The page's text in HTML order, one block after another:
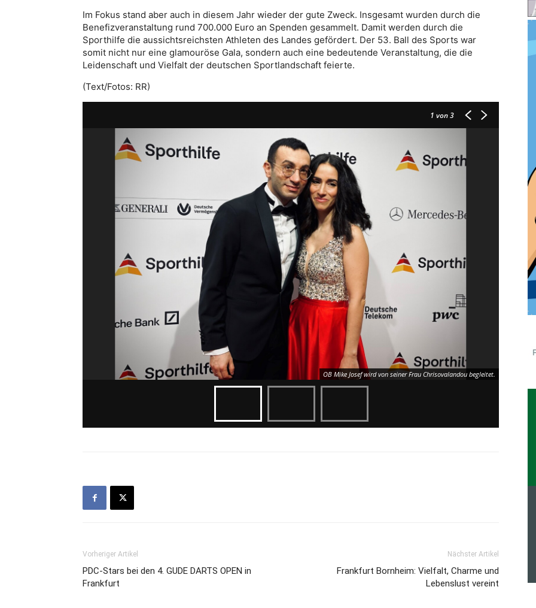
Im Fokus stand aber auch in diesem Jahr wieder der gute Zweck. Insgesamt wurden durch die
Benefizveranstaltung rund 700.000 Euro an Spenden gesammelt. Damit werden durch die
Sporthilfe die aussichtsreichsten Athleten des Landes gefördert. Der 53. Ball des Sports war
somit nicht nur eine glamouröse Gala, sondern auch eine bedeutende Veranstaltung, die die
Leidenschaft und Vielfalt der deutschen Sportlandschaft feierte.
(Text/Fotos: RR)
1 von 3
OB Mike Josef wird von seiner Frau Chrisovalandou begleitet.
Vorheriger Artikel
PDC-Stars bei den 4. GUDE DARTS OPEN in
Frankfurt
Nächster Artikel
Frankfurt Bornheim: Vielfalt, Charme und
Lebenslust vereint